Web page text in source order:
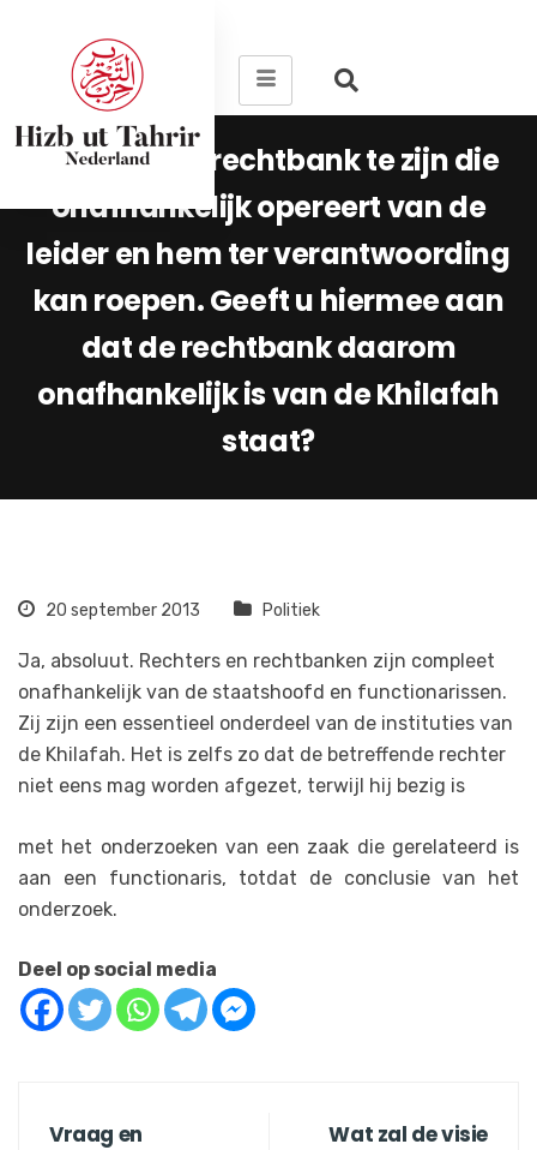
Er dient een rechtbank te zijn die
onafhankelijk opereert van de
leider en hem ter verantwoording
kan roepen. Geeft u hiermee aan
dat de rechtbank daarom
onafhankelijk is van de Khilafah
staat?
20 september 2013 Politiek
Ja, absoluut. Rechters en rechtbanken zijn compleet
onafhankelijk van de staatshoofd en functionarissen.
Zij zijn een essentieel onderdeel van de instituties van
de Khilafah. Het is zelfs zo dat de betreffende rechter
niet eens mag worden afgezet, terwijl hij bezig is
met het onderzoeken van een zaak die gerelateerd is
aan een functionaris, totdat de conclusie van het
onderzoek.
Deel op social media
Vraag en
Wat zal de visie